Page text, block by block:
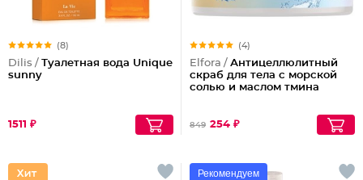
(8)
Dilis / Туалетная вода Unique
sunny
1511 ₽
(4)
Elfora / Антицеллюлитный
скраб для тела с морской
солью и маслом тмина
849 254 ₽
Рекомендуем